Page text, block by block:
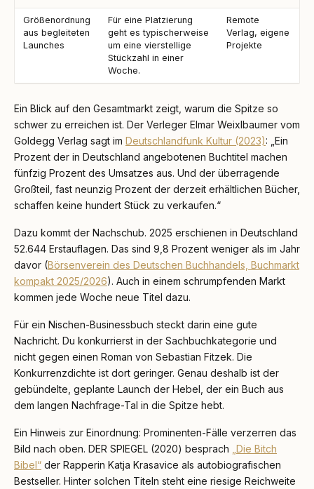
Größenordnung
aus begleiteten
Launches
Für eine Platzierung
geht es typischerweise
um eine vierstellige
Stückzahl in einer
Woche.
Remote
Verlag, eigene
Projekte
Ein Blick auf den Gesamtmarkt zeigt, warum die Spitze so
schwer zu erreichen ist. Der Verleger Elmar Weixlbaumer vom
Goldegg Verlag sagt im Deutschlandfunk Kultur (2023): „Ein
Prozent der in Deutschland angebotenen Buchtitel machen
fünfzig Prozent des Umsatzes aus. Und der überragende
Großteil, fast neunzig Prozent der derzeit erhältlichen Bücher,
schaffen keine hundert Stück zu verkaufen.“
Dazu kommt der Nachschub. 2025 erschienen in Deutschland
52.644 Erstauflagen. Das sind 9,8 Prozent weniger als im Jahr
davor (Börsenverein des Deutschen Buchhandels, Buchmarkt
kompakt 2025/2026). Auch in einem schrumpfenden Markt
kommen jede Woche neue Titel dazu.
Für ein Nischen-Businessbuch steckt darin eine gute
Nachricht. Du konkurrierst in der Sachbuchkategorie und
nicht gegen einen Roman von Sebastian Fitzek. Die
Konkurrenzdichte ist dort geringer. Genau deshalb ist der
gebündelte, geplante Launch der Hebel, der ein Buch aus
dem langen Nachfrage-Tal in die Spitze hebt.
Ein Hinweis zur Einordnung: Prominenten-Fälle verzerren das
Bild nach oben. DER SPIEGEL (2020) besprach
„Die Bitch
Bibel“ der Rapperin Katja Krasavice als autobiografischen
Bestseller. Hinter solchen Titeln steht eine riesige Reichweite